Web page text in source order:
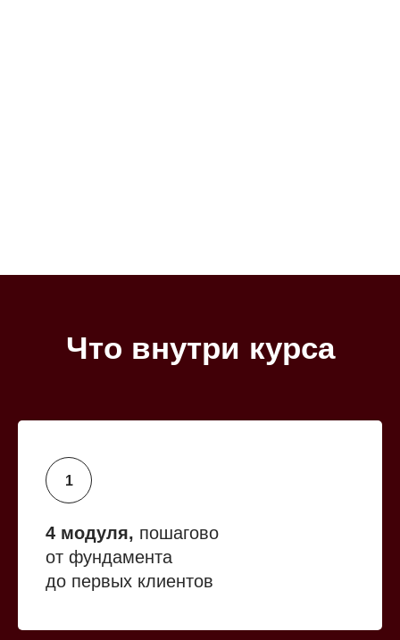
Что внутри курса
4 модуля, пошагово
от фундамента
до первых клиентов